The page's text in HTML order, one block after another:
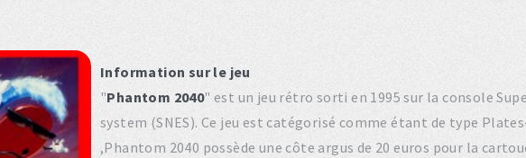
Information sur le jeu
"Phantom 2040" est un jeu rétro sorti en 1995 sur la console
system (SNES). Ce jeu est catégorisé comme étant de type
,Phantom 2040 possède une côte argus de 20 euros pour la